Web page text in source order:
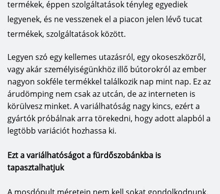
termékek, éppen szolgáltatások tényleg egyediek
legyenek, és ne vesszenek el a piacon jelen lévő tucat
termékek, szolgáltatások között.
Legyen szó egy kellemes utazásról, egy okoseszközről,
vagy akár személyiségünkhöz illő bútorokról az ember
nagyon sokféle termékkel találkozik nap mint nap. Ez az
árudömping nem csak az utcán, de az interneten is
körülvesz minket. A variálhatóság nagy kincs, ezért a
gyártók próbálnak arra törekedni, hogy adott alapból a
legtöbb variációt hozhassa ki.
Ezt a variálhatóságot a fürdőszobánkba is
tapasztalhatjuk